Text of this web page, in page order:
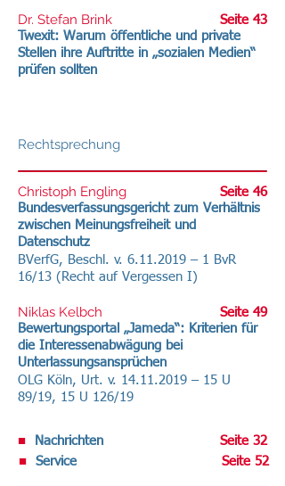
Dr. Stefan Brink
Twexit: Warum öffentliche und private
Stellen ihre Auftritte in „sozialen Medien“
prüfen sollten
Seite 43
Rechtsprechung
Christoph Engling
Bundesverfassungsgericht zum Verhältnis
zwischen Meinungsfreiheit und
Datenschutz
Seite 46
BVerfG, Beschl. v. 6.11.2019 – 1 BvR
16/13 (Recht auf Vergessen I)
Niklas Kelbch
Bewertungsportal „Jameda“: Kriterien für
die Interessenabwägung bei
Unterlassungsansprüchen
Seite 49
OLG Köln, Urt. v. 14.11.2019 – 15 U
89/19, 15 U 126/19
■
Nachrichten
■
Service
Seite 32
Seite 52